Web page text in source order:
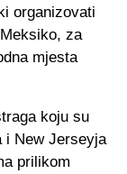
organizovati
za
mjesta
koju su
i New Jerseyja
prilikom